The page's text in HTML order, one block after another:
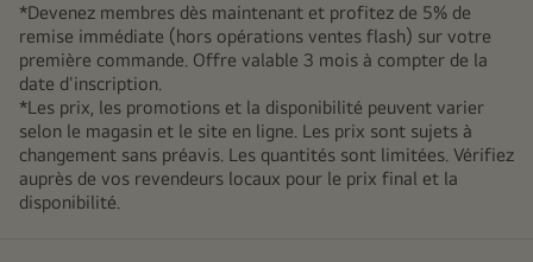
*Devenez membres dès maintenant et profitez de 5% de
remise immédiate (hors opérations ventes flash) sur votre
première commande. Offre valable 3 mois à compter de la
date d'inscription.
*Les prix, les promotions et la disponibilité peuvent varier
selon le magasin et le site en ligne. Les prix sont sujets à
changement sans préavis. Les quantités sont limitées. Vérifiez
auprès de vos revendeurs locaux pour le prix final et la
disponibilité.